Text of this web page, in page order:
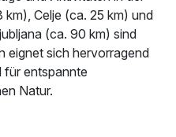
Celje (ca. 25 km) und
(ca. 90 km) sind
eignet sich hervorragend
für entspannte
Natur.